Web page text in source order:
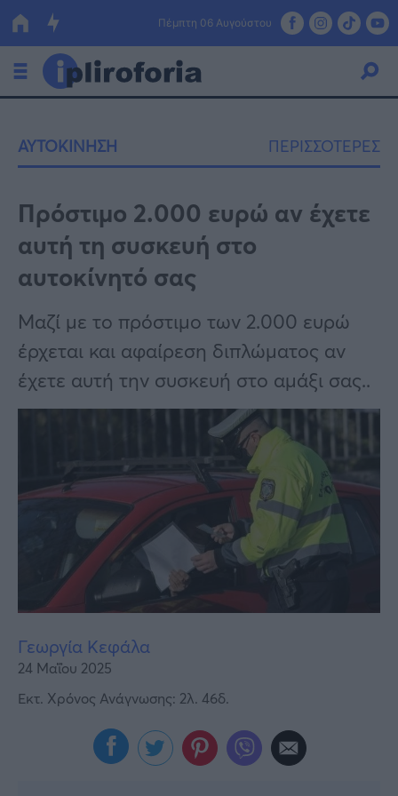
Πέμπτη 06 Αυγούστου
Οικονομία
Πολιτική
Τράπεζες
Επιδοτήσεις
ΕΣΠΑ
Κόσμος
Lifestyle
Αθλητικά
Υγεία
Καιρός
ΑΥΤΟΚΙΝΗΣΗ ΠΕΡΙΣΣΟΤΕΡΕΣ
Πρόστιμο 2.000 ευρώ αν έχετε
αυτή τη συσκευή στο
αυτοκίνητό σας
Μαζί με το πρόστιμο των 2.000 ευρώ
έρχεται και αφαίρεση διπλώματος αν
έχετε αυτή την συσκευή στο αμάξι σας..
Γεωργία Κεφάλα
24 Μαΐου 2025
Εκτ. Χρόνος Ανάγνωσης: 2λ. 46δ.